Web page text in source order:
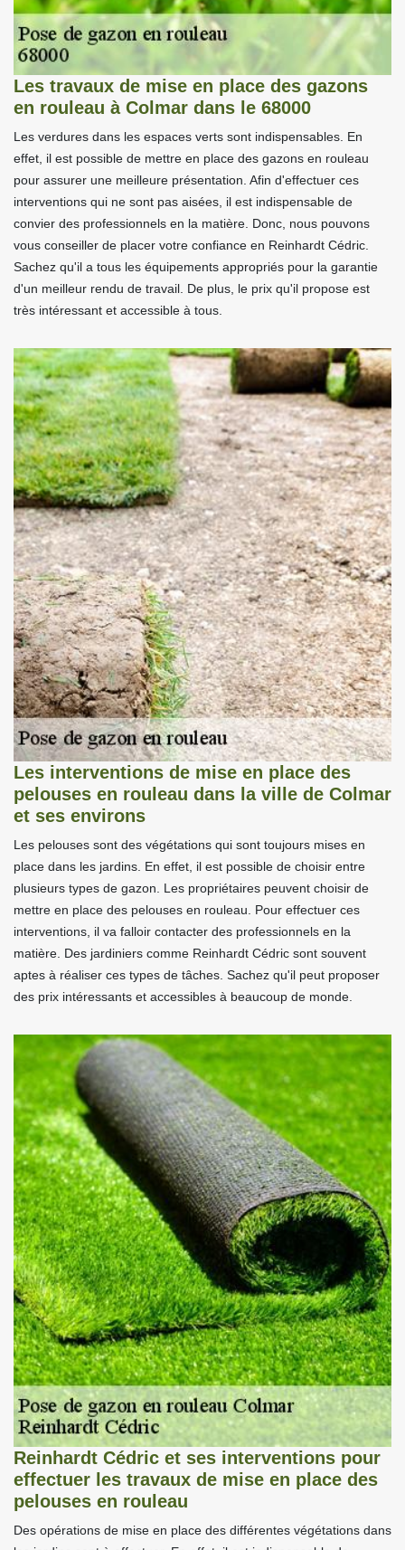
Les travaux de mise en place des gazons
en rouleau à Colmar dans le 68000
Les verdures dans les espaces verts sont indispensables. En
effet, il est possible de mettre en place des gazons en rouleau
pour assurer une meilleure présentation. Afin d'effectuer ces
interventions qui ne sont pas aisées, il est indispensable de
convier des professionnels en la matière. Donc, nous pouvons
vous conseiller de placer votre confiance en Reinhardt Cédric.
Sachez qu'il a tous les équipements appropriés pour la garantie
d'un meilleur rendu de travail. De plus, le prix qu'il propose est
très intéressant et accessible à tous.
Les interventions de mise en place des
pelouses en rouleau dans la ville de Colmar
et ses environs
Les pelouses sont des végétations qui sont toujours mises en
place dans les jardins. En effet, il est possible de choisir entre
plusieurs types de gazon. Les propriétaires peuvent choisir de
mettre en place des pelouses en rouleau. Pour effectuer ces
interventions, il va falloir contacter des professionnels en la
matière. Des jardiniers comme Reinhardt Cédric sont souvent
aptes à réaliser ces types de tâches. Sachez qu'il peut proposer
des prix intéressants et accessibles à beaucoup de monde.
Reinhardt Cédric et ses interventions pour
effectuer les travaux de mise en place des
pelouses en rouleau
Des opérations de mise en place des différentes végétations dans